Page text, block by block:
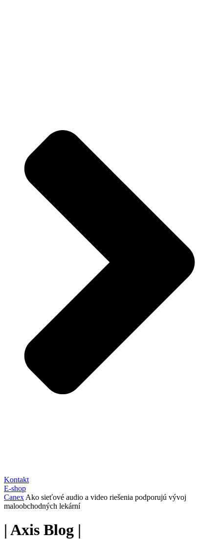
Kontakt
E-shop
Canex Ako sieťové audio a video riešenia podporujú vývoj
maloobchodných lekární
| Axis Blog |